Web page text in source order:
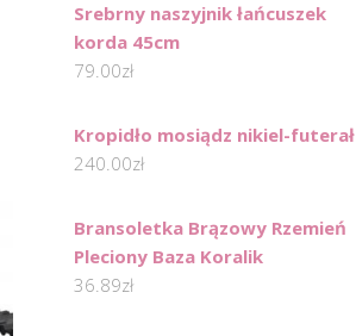
Srebrny naszyjnik łańcuszek
korda 45cm
79.00zł
Kropidło mosiądz nikiel-futerał
240.00zł
Bransoletka Brązowy Rzemień
Pleciony Baza Koralik
36.89zł